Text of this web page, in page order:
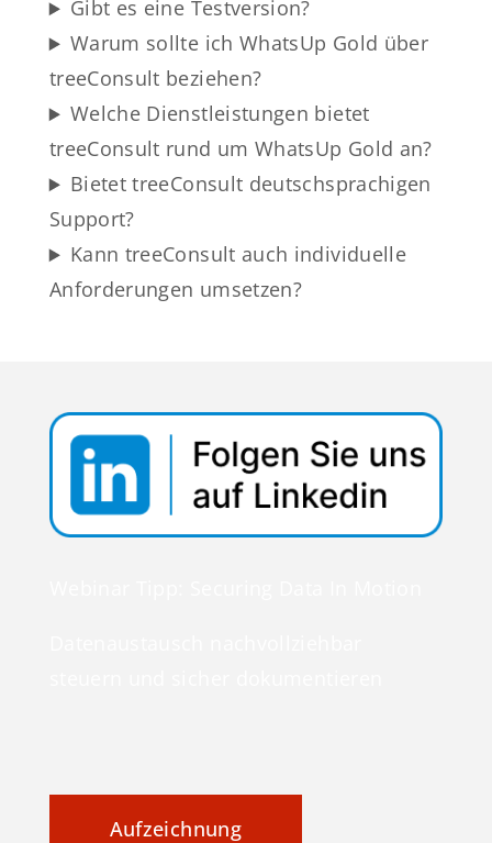
Gibt es eine Testversion?
Warum sollte ich WhatsUp Gold über
treeConsult beziehen?
Welche Dienstleistungen bietet
treeConsult rund um WhatsUp Gold an?
Bietet treeConsult deutschsprachigen
Support?
Kann treeConsult auch individuelle
Anforderungen umsetzen?
Aufzeichnung